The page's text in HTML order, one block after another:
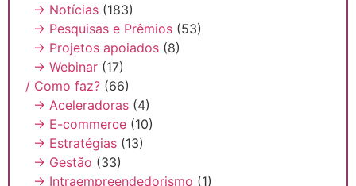
→ Notícias (183)
→ Pesquisas e Prêmios (53)
→ Projetos apoiados (8)
→ Webinar (17)
/ Como faz? (66)
→ Aceleradoras (4)
→ E-commerce (10)
→ Estratégias (13)
→ Gestão (33)
→ Intraempreendedorismo (1)